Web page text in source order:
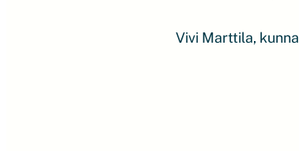
Vivi Marttila,